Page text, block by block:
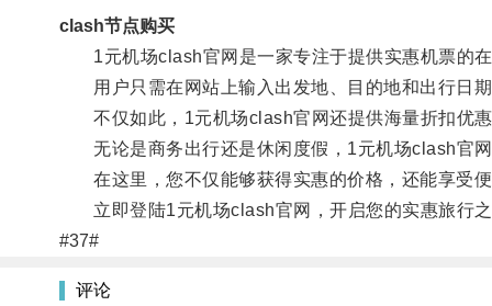
clash节点购买
1元机场clash官网是一家专注于提供实惠机票的在
用户只需在网站上输入出发地、目的地和出行日期
不仅如此，1元机场clash官网还提供海量折扣优惠
无论是商务出行还是休闲度假，1元机场clash官网
在这里，您不仅能够获得实惠的价格，还能享受便
立即登陆1元机场clash官网，开启您的实惠旅行之
#37#
评论